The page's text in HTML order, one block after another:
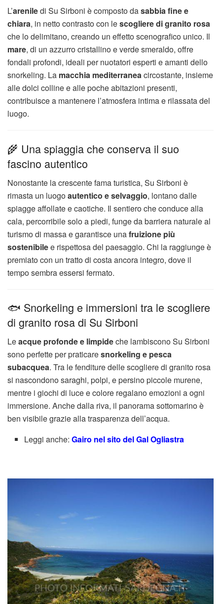
L’areniledi Su Sirboni è composto dasabbia fine e
chiara, in netto contrasto con lescogliere di granito rosa
che lo delimitano, creando un effetto scenografico unico. Il
mare, di un azzurro cristallino e verde smeraldo, offre
fondali profondi, ideali per nuotatori esperti e amanti dello
snorkeling. La macchia mediterraneacircostante, insieme
alle dolci colline e alle poche abitazioni presenti,
contribuisce a mantenere l’atmosfera intima e rilassata del
luogo.
🌾 Una spiaggia che conserva il suo
fascino autentico
Nonostante la crescente fama turistica, Su Sirboni è
rimasta un luogoautentico e selvaggio, lontano dalle
spiagge affollate e caotiche. Il sentiero che conduce alla
cala, percorribile solo a piedi, funge da barriera naturale al
turismo di massa e garantisce unafruizione più
sostenibilee rispettosa del paesaggio. Chi la raggiunge è
premiato con un tratto di costa ancora integro, dove il
tempo sembra essersi fermato.
🐟 Snorkeling e immersioni tra le scogliere
di granito rosa di Su Sirboni
Leacque profonde e limpideche lambiscono Su Sirboni
sono perfette per praticaresnorkeling e pesca
subacquea. Tra le fenditure delle scogliere di granito rosa
si nascondono saraghi, polpi, e persino piccole murene,
mentre i giochi di luce e colore regalano emozioni a ogni
immersione. Anche dalla riva, il panorama sottomarino è
ben visibile grazie alla trasparenza dell’acqua.
Leggi anche: Gairo nel sito del Gal Ogliastra